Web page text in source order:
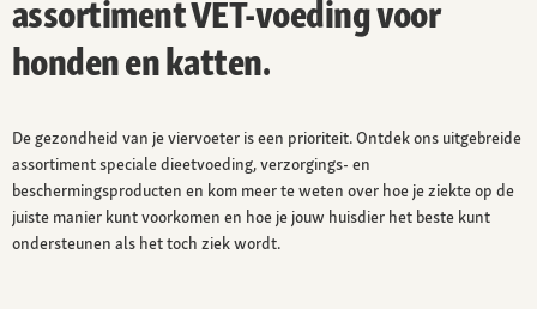
assortiment VET-voeding voor
honden en katten.
De gezondheid van je viervoeter is een prioriteit. Ontdek ons uitgebreide
assortiment speciale dieetvoeding, verzorgings- en
beschermingsproducten en kom meer te weten over hoe je ziekte op de
juiste manier kunt voorkomen en hoe je jouw huisdier het beste kunt
ondersteunen als het toch ziek wordt.